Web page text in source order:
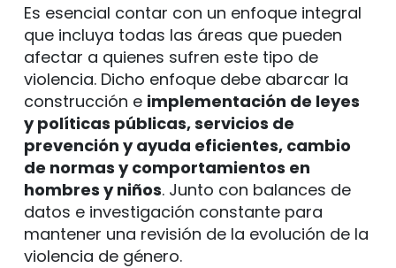
Es esencial contar con un enfoque integral
que incluya todas las áreas que pueden
afectar a quienes sufren este tipo de
violencia. Dicho enfoque debe abarcar la
construcción e implementación de leyes
y políticas públicas, servicios de
prevención y ayuda eficientes, cambio
de normas y comportamientos en
hombres y niños. Junto con balances de
datos e investigación constante para
mantener una revisión de la evolución de la
violencia de género.